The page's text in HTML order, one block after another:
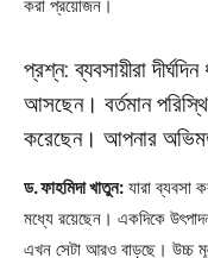
করা প্রয়োজন।
প্রশ্ন: ব্যবসায়ীরা
আসছেন। বর্তমান
করেছেন। আপনার
ড. ফাহমিদা খাতুন: যারা ব্যবসা
মধ্যে রয়েছেন। একদিকে
এখন সেটা আরও বাড়ছে। উচ্চ